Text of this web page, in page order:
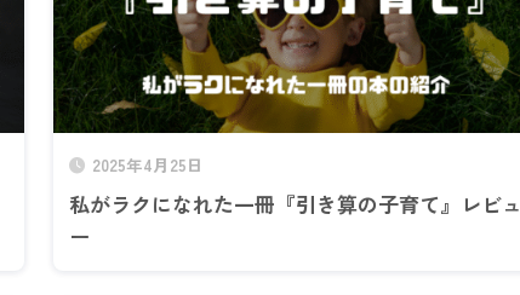
2025年4月25日
私がラクになれた一冊『引き算の子育て』レビュ
ー